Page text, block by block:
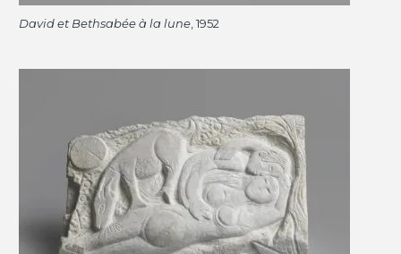
David et Bethsabée à la lune , 1952